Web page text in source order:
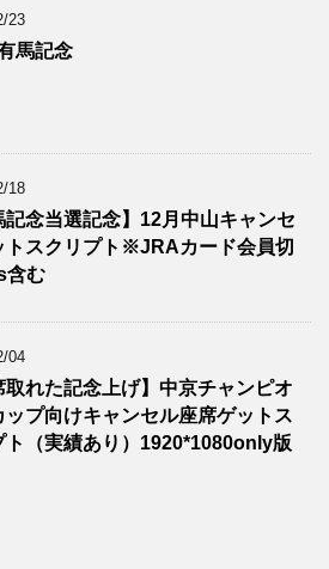
23
馬記念
18
記念当選記念】12月中山キャンセ
トスクリプト※JRAカード会員切
含む
04
取れた記念上げ】中京チャンピオ
ップ向けキャンセル座席ゲットス
ト（実績あり）1920*1080only版